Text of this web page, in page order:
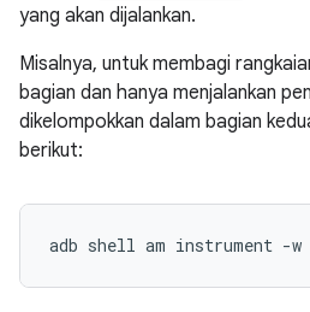
yang akan dijalankan.
Misalnya, untuk membagi
bagian dan hanya menjalankan
dikelompokkan dalam bagian
berikut: